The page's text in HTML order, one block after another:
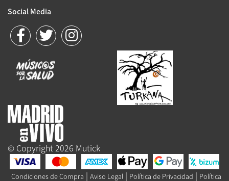
Social Media
© Copyright 2026 Mutick
Condiciones de Compra | Aviso Legal | Política de Privacidad | Política